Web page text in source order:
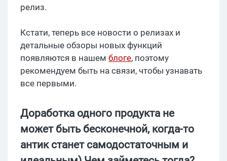
релиз.
Кстати, теперь все новости о релизах и
детальные обзоры новых функций
появляются в нашем блоге, поэтому
рекомендуем быть на связи, чтобы узнавать
все первыми.
Доработка одного продукта не
может быть бесконечной, когда-то
антик станет самодостаточным и